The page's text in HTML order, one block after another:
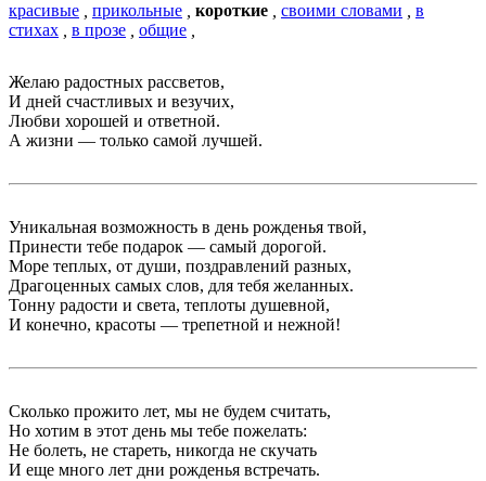
красивые прикольные короткие своими словами
в
стихах
в прозе общие
Желаю радостных рассветов,
И дней счастливых и везучих,
Любви хорошей и ответной.
А жизни — только самой лучшей.
Уникальная возможность в день рожденья твой,
Принести тебе подарок — самый дорогой.
Море теплых, от души, поздравлений разных,
Драгоценных самых слов, для тебя желанных.
Тонну радости и света, теплоты душевной,
И конечно, красоты — трепетной и нежной!
Сколько прожито лет, мы не будем считать,
Но хотим в этот день мы тебе пожелать:
Не болеть, не стареть, никогда не скучать
И еще много лет дни рожденья встречать.